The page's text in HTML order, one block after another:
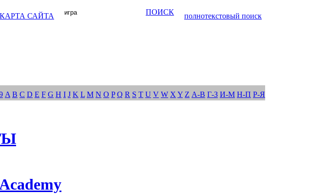
КАРТА САЙТА ПОИСК
полнотекстовый поиск
A B C D E F G H I J K L M N O P Q R S T U V W X Y Z А-В Г-З И-М Н-П Р-Я